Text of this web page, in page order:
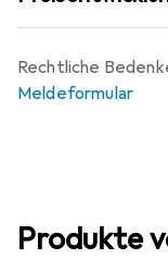
Rechtliche
Meldeformular
Produkte